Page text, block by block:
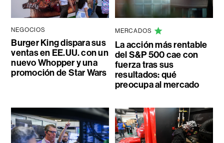
NEGOCIOS
Burger King dispara sus
ventas en EE.UU. con un
nuevo Whopper y una
promoción de Star Wars
MERCADOS
La acción más rentable
del S&P 500 cae con
fuerza tras sus
resultados: qué
preocupa al mercado